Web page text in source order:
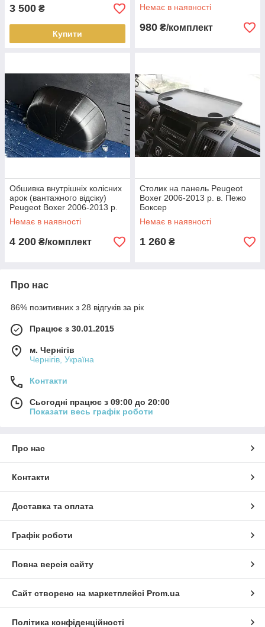
3 500 ₴
Купити
Немає в наявності
980 ₴/комплект
Обшивка внутрішніх колісних
арок (вантажного відсіку)
Peugeot Boxer 2006-2013 р.
в.
Немає в наявності
4 200 ₴/комплект
Столик на панель Peugeot
Boxer 2006-2013 р. в. Пежо
Боксер
Немає в наявності
1 260 ₴
Про нас
86% позитивних з 28 відгуків за рік
Працює з 30.01.2015
м. Чернігів
Чернігів, Україна
Контакти
Сьогодні працює з 09:00 до 20:00
Показати весь графік роботи
Про нас
Контакти
Доставка та оплата
Графік роботи
Повна версія сайту
Сайт створено на маркетплейсі Prom.ua
Політика конфіденційності